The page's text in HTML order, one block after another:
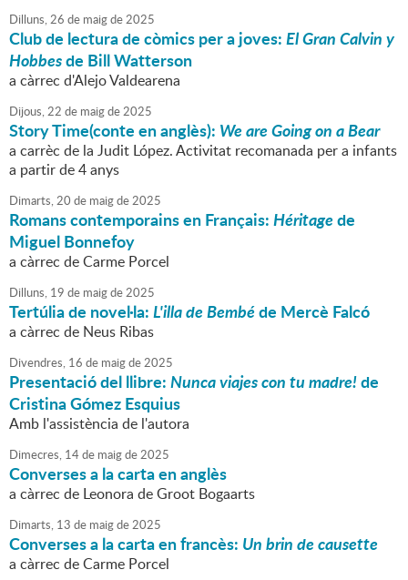
Dilluns,26 de maigde2025
Club de lectura de còmics per a joves:El Gran Calvin y
Hobbesde Bill Watterson
a càrrec d'Alejo Valdearena
Dijous,22 de maigde2025
Story Time(conte en anglès): We are Going on a Bear
a carrèc de la Judit López. Activitat recomanada per a infants
a partir de 4 anys
Dimarts,20 de maigde2025
Romans contemporains en Français:Héritagede
Miguel Bonnefoy
a càrrec de Carme Porcel
Dilluns, 19 de maigde2025
Tertúlia de novel·la:L'illa de Bembéde Mercè Falcó
a càrrec de Neus Ribas
Divendres, 16 de maigde2025
Presentació del llibre:Nunca viajes con tu madre!de
Cristina Gómez Esquius
Amb l'assistència de l'autora
Dimecres, 14de maigde2025
Converses a la carta en anglès
a càrrec de Leonora de Groot Bogaarts
Dimarts, 13 de maigde2025
Converses a la carta en francès: Un brin de causette
a càrrec de Carme Porcel